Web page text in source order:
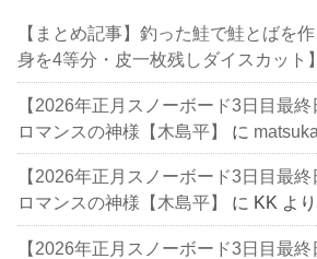
【まとめ記事】釣った鮭で鮭とばを
身を4等分・皮一枚残しダイスカット】
【2026年正月スノーボード3日目最
ロマンスの神様【木島平】
に
【2026年正月スノーボード3日目最
ロマンスの神様【木島平】
に KK より
【2026年正月スノーボード3日目最